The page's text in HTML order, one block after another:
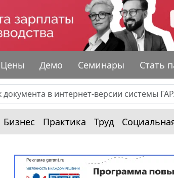
Цены Демо Семинары Стать
Бизнес Практика Труд